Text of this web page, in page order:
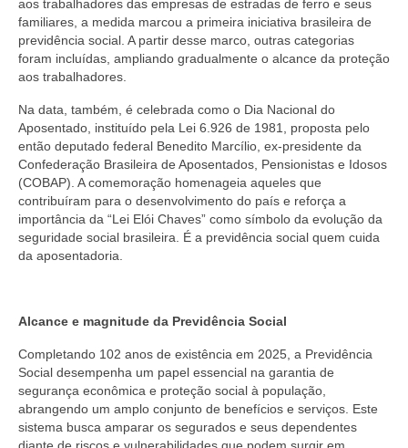
aos trabalhadores das empresas de estradas de ferro e seus
familiares, a medida marcou a primeira iniciativa brasileira de
previdência social. A partir desse marco, outras categorias
foram incluídas, ampliando gradualmente o alcance da proteção
aos trabalhadores.
Na data, também, é celebrada como o Dia Nacional do
Aposentado, instituído pela Lei 6.926 de 1981, proposta pelo
então deputado federal Benedito Marcílio, ex-presidente da
Confederação Brasileira de Aposentados, Pensionistas e Idosos
(COBAP). A comemoração homenageia aqueles que
contribuíram para o desenvolvimento do país e reforça a
importância da “Lei Elói Chaves” como símbolo da evolução da
seguridade social brasileira. É a previdência social quem cuida
da aposentadoria.
Alcance e magnitude da Previdência Social
Completando 102 anos de existência em 2025, a Previdência
Social desempenha um papel essencial na garantia de
segurança econômica e proteção social à população,
abrangendo um amplo conjunto de benefícios e serviços. Este
sistema busca amparar os segurados e seus dependentes
diante de riscos e vulnerabilidades que podem surgir em